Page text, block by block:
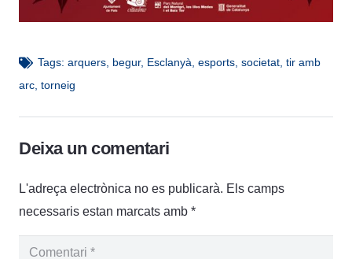
Tags: arquers, begur, Esclanyà esports, societat, tir amb
arc torneig
Deixa un comentari
L'adreça electrònica no es publicarà. Els camps
necessaris estan marcats amb *